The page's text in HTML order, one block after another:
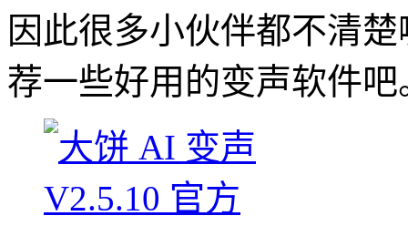
因此很多小伙伴都不清
荐一些好用的变声软件吧